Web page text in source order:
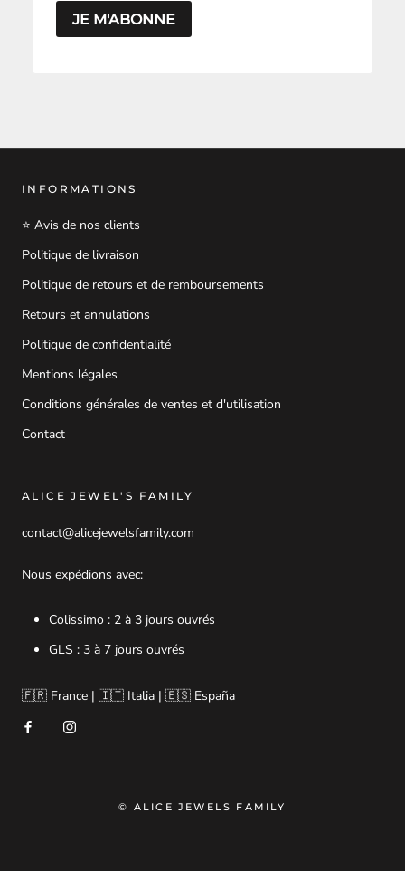
JE M'ABONNE
INFORMATIONS
⭐ Avis de nos clients
Politique de livraison
Politique de retours et de remboursements
Retours et annulations
Politique de confidentialité
Mentions légales
Conditions générales de ventes et d'utilisation
Contact
ALICE JEWEL'S FAMILY
contact@alicejewelsfamily.com
Nous expédions avec:
Colissimo : 2 à 3 jours ouvrés
GLS : 3 à 7 jours ouvrés
🇫🇷 France | 🇮🇹 Italia | 🇪🇸 España
© ALICE JEWELS FAMILY